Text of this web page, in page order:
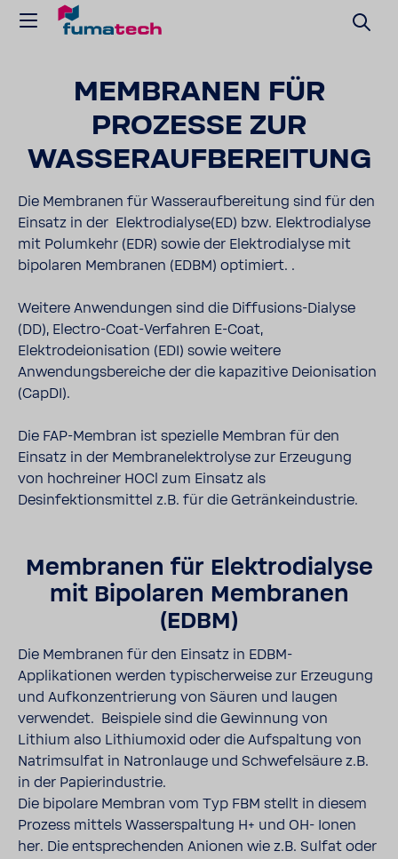
MEMBRANEN FÜR
PROZESSE ZUR
WASSERAUFBEREITUNG
Die Membranen für Wasseraufbereitung sind für den
Einsatz in der Elektrodialyse(ED) bzw. Elektrodialyse
mit Polumkehr (EDR) sowie der Elektrodialyse mit
bipolaren Membranen (EDBM) optimiert. .
Weitere Anwendungen sind die Diffusions-Dialyse
(DD), Electro-Coat-Verfahren E-Coat,
Elektrodeionisation (EDI) sowie weitere
Anwendungsbereiche der die kapazitive Deionisation
(CapDI).
Die FAP-Membran ist spezielle Membran für den
Einsatz in der Membranelektrolyse zur Erzeugung
von hochreiner HOCl zum Einsatz als
Desinfektionsmittel z.B. für die Getränkeindustrie.
Membranen für Elektrodialyse
mit Bipolaren Membranen
(EDBM)
Die Membranen für den Einsatz in EDBM-
Applikationen werden typischerweise zur Erzeugung
und Aufkonzentrierung von Säuren und laugen
verwendet. Beispiele sind die Gewinnung von
Lithium also Lithiumoxid oder die Aufspaltung von
Natrimsulfat in Natronlauge und Schwefelsäure z.B.
in der Papierindustrie.
Die bipolare Membran vom Typ FBM stellt in diesem
Prozess mittels Wasserspaltung H+ und OH- Ionen
her. Die entsprechenden Anionen wie z.B. Sulfat oder